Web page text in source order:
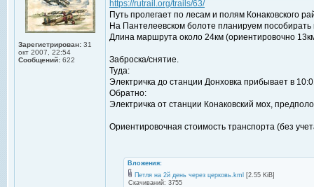
Зарегистрирован: 31
окт 2007, 22:54
Сообщений: 622
https://rutrail.org/trails/63/
Путь пролегает по лесам и полям Конаковского
На Пантелеевском болоте планируем пособирать
Длина маршрута около 24км (ориентировочно
Заброска/снятие.
Туда:
Электричка до станции Донховка прибывает в
Обратно:
Электричка от станции Конаковский мох,
Ориентировочная стоимость транспорта (без
Вложения:
Петля на 2й день через церковь.kml
[2.55 KiB]
Скачиваний: 3755